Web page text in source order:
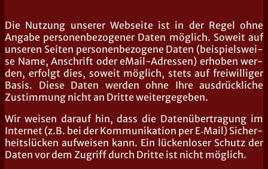
Die Nut­zung unse­rer Web­sei­te ist in der Regel ohne
Anga­be per­so­nen­be­zo­ge­ner Daten mög­lich. Soweit auf
unse­ren Sei­ten per­so­nen­be­zo­ge­ne Daten (bei­spiels­wei­
se Name, Anschrift oder eMail-Adres­sen) erho­ben wer­
den, erfolgt dies, soweit mög­lich, stets auf frei­wil­li­ger
Basis. Die­se Daten wer­den ohne Ihre aus­drück­li­che
Zustim­mung nicht an Drit­te weitergegeben.
Wir wei­sen dar­auf hin, dass die Daten­über­tra­gung im
Inter­net (z.B. bei der Kom­mu­ni­ka­ti­on per E‑Mail) Sicher­
heits­lü­cken auf­wei­sen kann. Ein lücken­lo­ser Schutz der
Daten vor dem Zugriff durch Drit­te ist nicht möglich.